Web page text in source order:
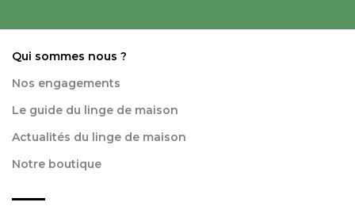
Qui sommes nous ?
Nos engagements
Le guide du linge de maison
Actualités du linge de maison
Notre boutique